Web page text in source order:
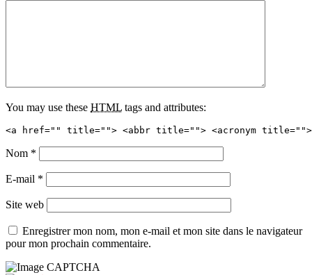
You may use these HTML tags and attributes:
<a href="" title=""> <abbr title=""> <acronym title="">
Nom *
E-mail *
Site web
Enregistrer mon nom, mon e-mail et mon site dans le navigateur
pour mon prochain commentaire.